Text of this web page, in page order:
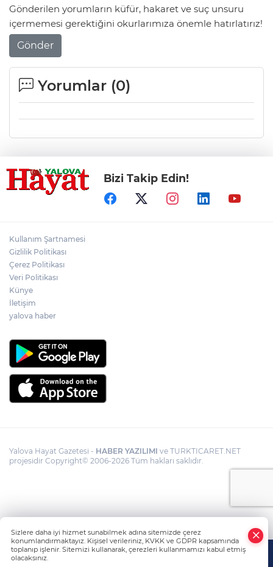
Gönderilen yorumların küfür, hakaret ve suç unsuru
içermemesi gerektiğini okurlarımıza önemle hatırlatırız!
Gönder
Yorumlar (0)
Bizi Takip Edin!
Kullanım Şartnamesi
Gizlilik Politikası
Çerez Politikası
Veri Politikası
Künye
İletişim
yalova haber
Yalova Hayat Gazetesi - HABER YAZILIMI ve TURKTICARET.NET
projesidir Copyright© 2006-2026 Tüm hakları saklıdır.
Sizlere daha iyi hizmet sunabilmek adına sitemizde çerez
konumlandırmaktayız. Kişisel verileriniz, KVKK ve GDPR kapsamında
toplanıp işlenir. Sitemizi kullanarak, çerezleri kullanmamızı kabul etmiş
olacaksınız.